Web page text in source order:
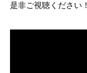
是非ご視聴ください！